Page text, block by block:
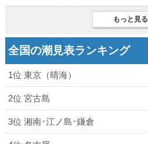
もっと見る
全国の潮見表ランキング
1位 東京（晴海）
2位 宮古島
3位 湘南･江ノ島･鎌倉